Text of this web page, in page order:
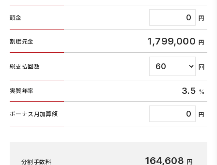
頭金
割賦元金 1,799,000
総支払回数
実質年率 3.5
ボーナス月加算額
分割手数料 164,608